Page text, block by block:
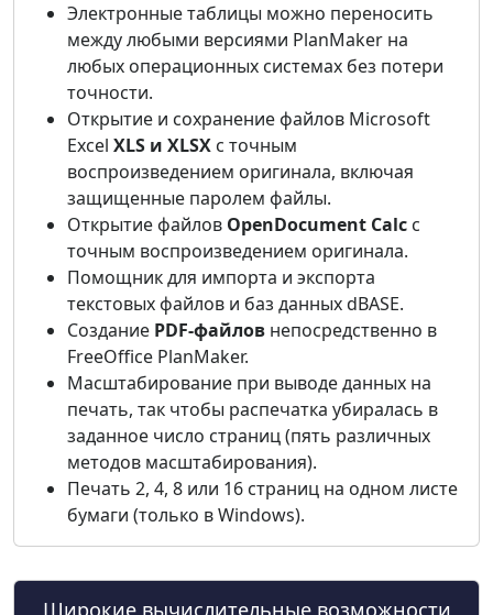
Электронные таблицы можно переносить
между любыми версиями PlanMaker на
любых операционных системах без потери
точности.
Открытие и сохранение файлов Microsoft
Excel XLS и XLSX с точным
воспроизведением оригинала, включая
защищенные паролем файлы.
Открытие файлов OpenDocument Calc с
точным воспроизведением оригинала.
Помощник для импорта и экспорта
текстовых файлов и баз данных dBASE.
Создание PDF-файлов непосредственно в
FreeOffice PlanMaker.
Масштабирование при выводе данных на
печать, так чтобы распечатка убиралась в
заданное число страниц (пять различных
методов масштабирования).
Печать 2, 4, 8 или 16 страниц на одном листе
бумаги (только в Windows).
Широкие вычислительные возможности